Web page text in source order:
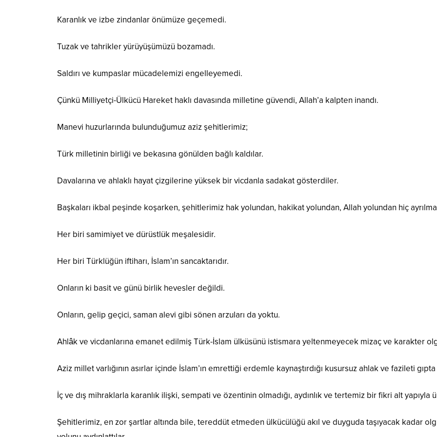
Karanlık ve izbe zindanlar önümüze geçemedi.
Tuzak ve tahrikler yürüyüşümüzü bozamadı.
Saldırı ve kumpaslar mücadelemizi engelleyemedi.
Çünkü Milliyetçi-Ülkücü Hareket haklı davasında milletine güvendi, Allah’a kalpten inandı.
Manevi huzurlarında bulunduğumuz aziz şehitlerimiz;
Türk milletinin birliği ve bekasına gönülden bağlı kaldılar.
Davalarına ve ahlaklı hayat çizgilerine yüksek bir vicdanla sadakat gösterdiler.
Başkaları ikbal peşinde koşarken, şehitlerimiz hak yolundan, hakikat yolundan, Allah yolundan hiç
Her biri samimiyet ve dürüstlük meşalesidir.
Her biri Türklüğün iftiharı, İslam’ın sancaktarıdır.
Onların ki basit ve günü birlik hevesler değildi.
Onların, gelip geçici, saman alevi gibi sönen arzuları da yoktu.
Ahlâk ve vicdanlarına emanet edilmiş Türk-İslam ülküsünü istismara yeltenmeyecek mizaç ve karakter
Aziz millet varlığının asırlar içinde İslam’ın emrettiği erdemle kaynaştırdığı kusursuz ahlak ve fazileti
İç ve dış mihraklarla karanlık ilişki, sempati ve özentinin olmadığı, aydınlık ve tertemiz bir fikri alt yapıyla
Şehitlerimiz, en zor şartlar altında bile, tereddüt etmeden ülkücülüğü akıl ve duyguda taşıyacak kadar